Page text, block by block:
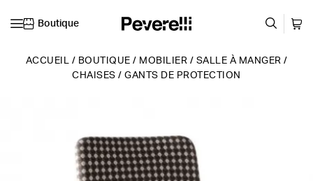
Boutique
ACCUEIL / BOUTIQUE / MOBILIER / SALLE À MANGER /
CHAISES /GANTS DE PROTECTION